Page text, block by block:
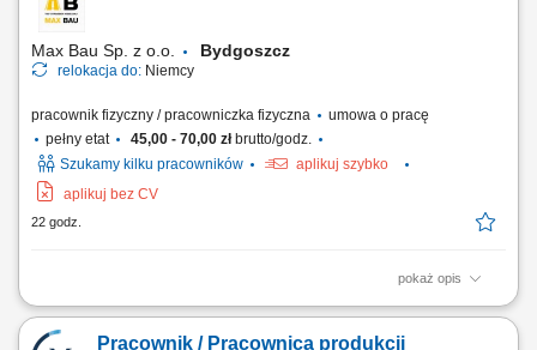
brukarskich, przygotowanie podbudowy pod nawierzchnie, dbałość o
Max Bau Sp. z o.o. Bydgoszcz
relokacja do: Niemcy
pracownik fizyczny / pracowniczka fizyczna
umowa o pracę
pełny etat
45,00 - 70,00 złbrutto/godz.
Szukamy kilku pracowników
aplikuj szybko
aplikuj bez CV
22 godz.
pokaż opis
Zakres obowiązków Do głównych zadań należeć będzie: obsługa
koparki podczas realizacji robót ziemnych, wykonywanie wykopów pod
Pracownik / Pracownica produkcji